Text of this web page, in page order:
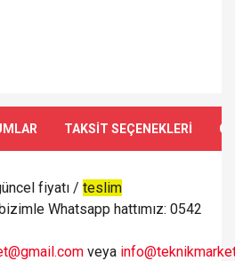
TAKSİT SEÇENEKLERİ
fiyatı / teslim
Whatsapp hattımız: 0542
veya